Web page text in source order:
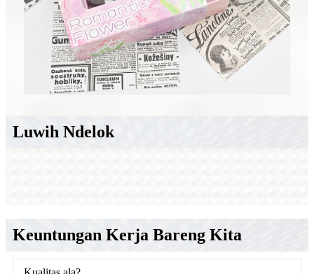
Luwih Ndelok
Keuntungan Kerja Bareng Kita